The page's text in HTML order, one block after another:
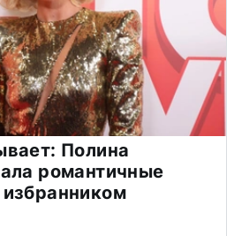
Полина
романтичные